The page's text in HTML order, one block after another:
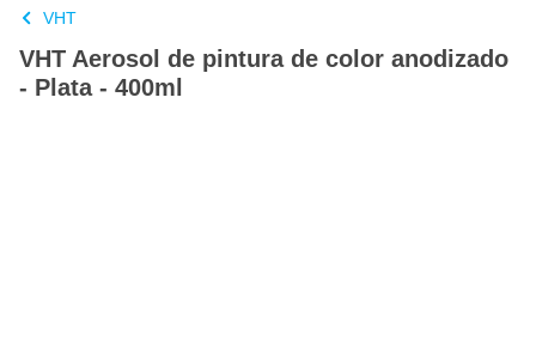
VHT
VHT Aerosol de pintura de color anodizado
- Plata - 400ml